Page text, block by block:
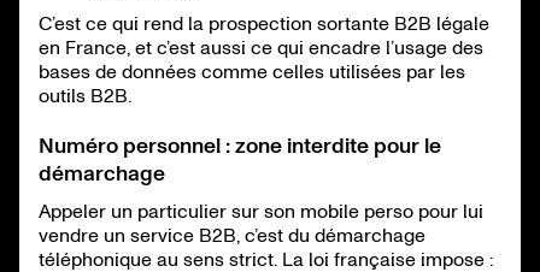
C’est ce qui rend la prospection sortante B2B légale
en France, et c’est aussi ce qui encadre l’usage des
bases de données comme celles utilisées par les
outils B2B.
Numéro personnel : zone interdite pour le
démarchage
Appeler un particulier sur son mobile perso pour lui
vendre un service B2B, c’est du démarchage
téléphonique au sens strict. La loi française impose :